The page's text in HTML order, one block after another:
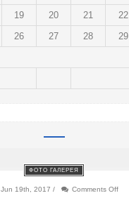
19 20 21 22
26 27 28 29
ФОТО ГАЛЕРЕЯ
Jun 19th, 2017 / Comments Offon